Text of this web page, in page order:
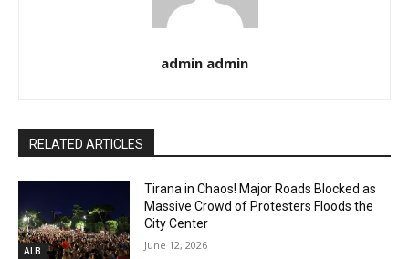
admin admin
RELATED ARTICLES
ALB
Tirana in Chaos! Major Roads Blocked as
Massive Crowd of Protesters Floods the
City Center
June 12, 2026